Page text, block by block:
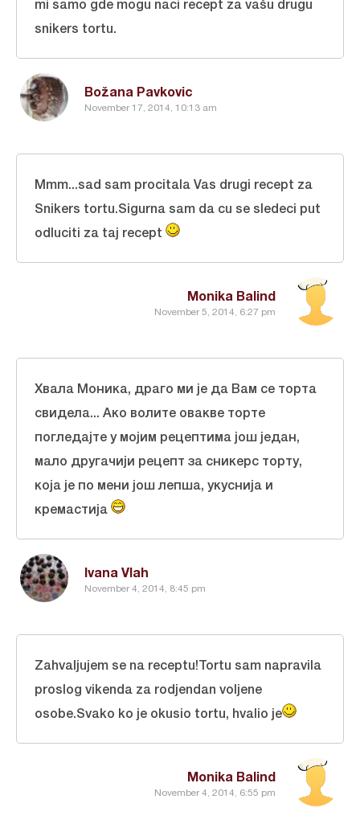
Božana Pavkovic
November 17, 2014, 10:13 am
mi samo gde mogu naci recept za vašu drugu
snikers tortu.
Monika Balind
November 5, 2014, 6:27 pm
Mmm...sad sam procitala Vas drugi recept za
Snikers tortu.Sigurna sam da cu se sledeci put
odluciti za taj recept
Ivana Vlah
November 4, 2014, 8:45 pm
Хвала Моника, драго ми је да Вам се торта
свидела... Ако волите овакве торте
погледајте у мојим рецептима још један,
мало другачији рецепт за сникерс торту,
која је по мени још лепша, укуснија и
кремастија
Monika Balind
November 4, 2014, 6:55 pm
Zahvaljujem se na receptu!Tortu sam napravila
proslog vikenda za rodjendan voljene
osobe.Svako ko je okusio tortu, hvalio je